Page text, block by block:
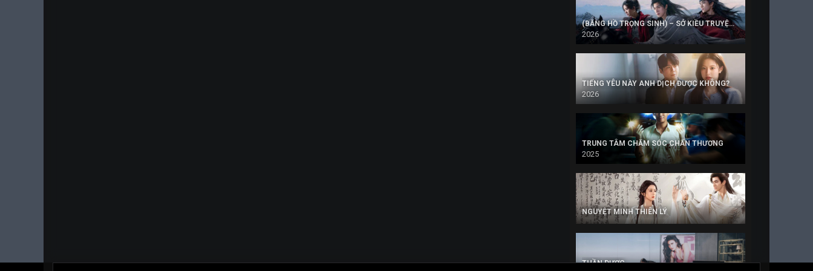
(BĂNG HỒ TRỌNG SINH) – SỞ KIỀU TRUYỆN PHẦN 2
2026
TIẾNG YÊU NÀY ANH DỊCH ĐƯỢC KHÔNG?
2026
TRUNG TÂM CHĂM SÓC CHẤN THƯƠNG
2025
NGUYỆT MINH THIÊN LÝ
THẦN DƯỢC